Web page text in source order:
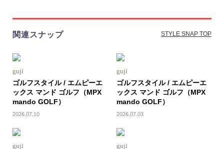
関連スナップ STYLE SNAP TOP
guji
ゴルフスタイル / エムピーエ
ックス マンド ゴルフ（MPX
mando GOLF）
2026.07.10
guji
ゴルフスタイル / エムピーエ
ックス マンド ゴルフ（MPX
mando GOLF）
2026.07.03
guji guji